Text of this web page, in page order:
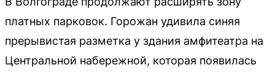
платных парковок. Горожан удивила синяя
прерывистая разметка у здания амфитеатра на
Центральной набережной, которая появилась